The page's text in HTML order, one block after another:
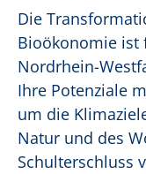
Die
Bioökonomie ist
Nordrhein-
Ihre Potenziale
um die
Natur und des
Schulterschluss